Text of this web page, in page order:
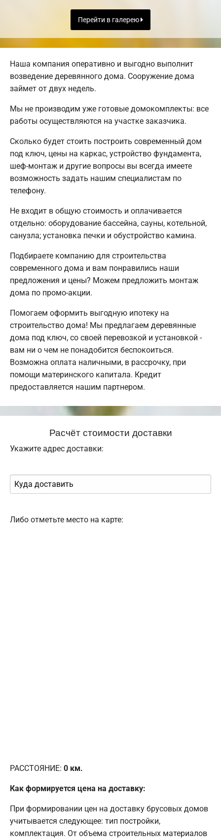
Перейти в галерею
Наша компания оперативно и выгодно выполнит
возведение деревянного дома. Сооружение дома
займет от двух недель.
Мы не производим уже готовые домокомплекты: все
работы осуществляются на участке заказчика.
Сколько будет стоить построить современный дом
под ключ, цены на каркас, устройство фундамента,
шеф-монтаж и другие вопросы вы всегда имеете
возможность задать нашим специалистам по
телефону.
Не входит в общую стоимость и оплачивается
отдельно: оборудование бассейна, сауны, котельной,
санузла; установка печки и обустройство камина.
Подбираете компанию для строительства
современного дома и вам понравились наши
предложения и цены? Можем предложить монтаж
дома по промо-акции.
Помогаем оформить выгодную ипотеку на
строительство дома! Мы предлагаем деревянные
дома под ключ, со своей перевозкой и установкой -
вам ни о чем не понадобится беспокоиться.
Возможна оплата наличными, в рассрочку, при
помощи материнского капитала. Кредит
предоставляется нашим партнером.
Расчёт стоимости доставки
Укажите адрес доставки:
Либо отметьте место на карте:
РАССТОЯНИЕ: 0 км.
Как формируется цена на доставку:
При формировании цен на доставку брусовых домов
учитывается следующее: тип постройки,
комплектация. От объема строительных материалов